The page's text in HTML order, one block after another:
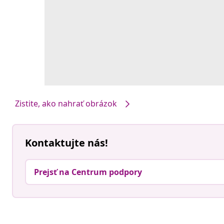
Zistite, ako nahrať obrázok
Kontaktujte nás!
Prejsť na Centrum podpory